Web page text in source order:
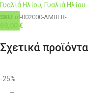
Γυαλιά Ηλίου, Γυαλιά Ηλίου
SKU: rd-002000-AMBER-
69,00 €
Σχετικά προϊόντα
-25%